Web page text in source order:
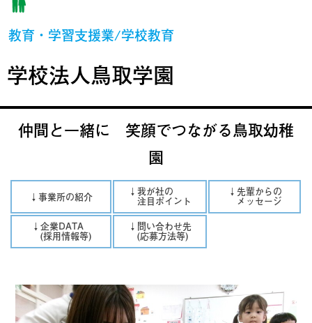
教育・学習支援業/学校教育
学校法人鳥取学園
仲間と一緒に 笑顔でつながる鳥取幼稚
園
↓事業所の紹介 ↓我が社の
注目ポイント
↓先輩からの
メッセージ
↓企業DATA
(採用情報等)
↓問い合わせ先
(応募方法等)